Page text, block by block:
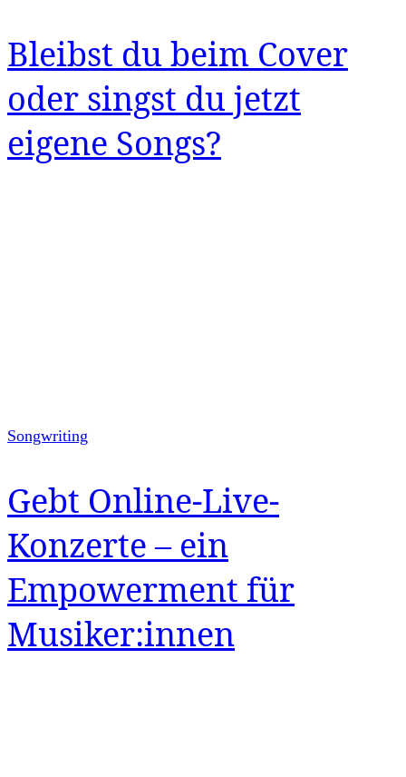
Bleibst du beim Cover
oder singst du jetzt
eigene Songs?
Songwriting
Gebt Online-Live-
Konzerte – ein
Empowerment für
Musiker:innen